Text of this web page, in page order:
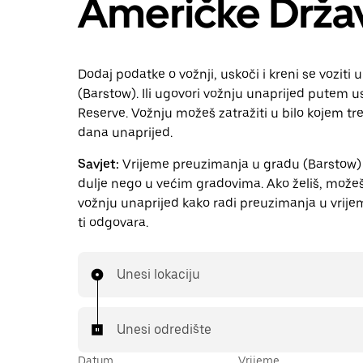
Američke
Dodaj podatke o vožnji, uskoči i kreni se voziti
(Barstow). Ili ugovori vožnju unaprijed putem
Reserve. Vožnju možeš zatražiti u bilo kojem
dana unaprijed.
Savjet: Vrijeme preuzimanja u gradu
dulje nego u većim gradovima. Ako želiš,
vožnju unaprijed kako radi preuzimanja u
ti odgovara.
Unesi lokaciju
Unesi odredište